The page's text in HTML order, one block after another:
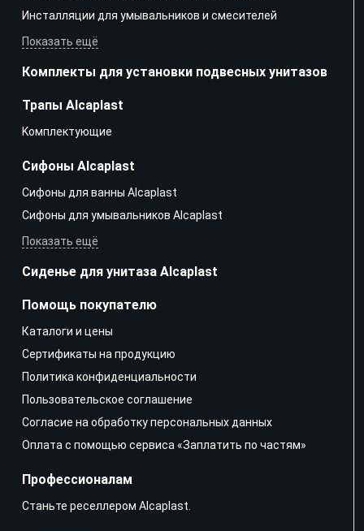
Инсталляции для умывальников и смесителей
Показать ещё
Комплекты для установки подвесных унитазов
Трапы Alcaplast
Kомплектующие
Сифоны Alcaplast
Сифоны для ванны Alcaplast
Сифоны для умывальников Alcaplast
Показать ещё
Сиденье для унитаза Alcaplast
Помощь покупателю
Каталоги и цены
Сертификаты на продукцию
Политика конфиденциальности
Пользовательское соглашение
Согласие на обработку персональных данных
Оплата с помощью сервиса «Заплатить по частям»
Профессионалам
Станьте реселлером Alcaplast.